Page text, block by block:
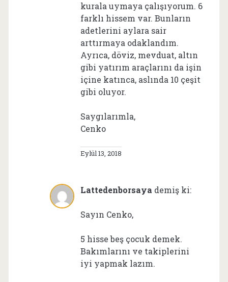
kurala uymaya çalışıyorum. 6
farklı hissem var. Bunların
adetlerini aylara sair
arttırmaya odaklandım.
Ayrıca, döviz, mevduat, altın
gibi yatırım araçlarını da işin
içine katınca, aslında 10 çeşit
gibi oluyor.
Saygılarımla,
Cenko
Eylül 13, 2018
Lattedenborsaya demiş ki:
Sayın Cenko,
5 hisse beş çocuk demek.
Bakımlarını ve takiplerini
iyi yapmak lazım.